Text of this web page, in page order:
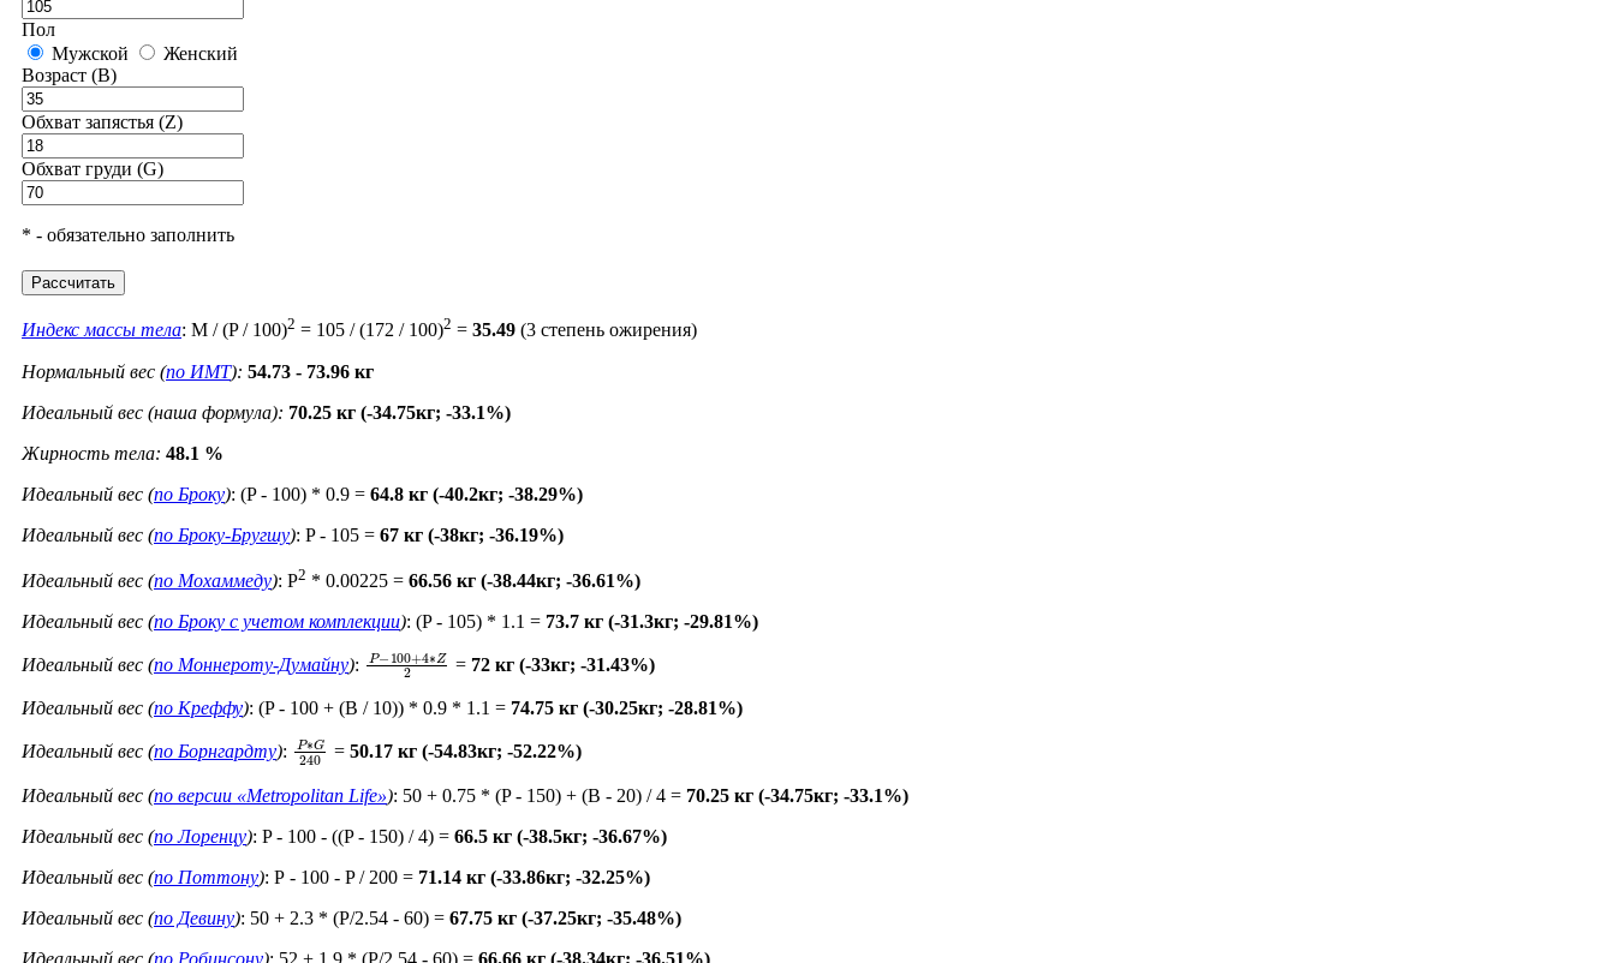
Пол
Мужской
Женский
Возраст (B)
Обхват запястья (Z)
Обхват груди (G)
* - обязательно заполнить
Рассчитать
Индекс массы тела: M / (P / 100)2 = 105 / (172 / 100)2 = 35.49 (3 степень ожирения)
Нормальный вес (по ИМТ): 54.73 - 73.96 кг
Идеальный вес (наша формула): 70.25 кг (-34.75кг; -33.1%)
Жирность тела: 48.1 %
Идеальный вес (по Броку): (P - 100) * 0.9 = 64.8 кг (-40.2кг; -38.29%)
Идеальный вес (по Броку-Бругшу): P - 105 = 67 кг (-38кг; -36.19%)
Идеальный вес (по Мохаммеду): P2 * 0.00225 = 66.56 кг (-38.44кг; -36.61%)
Идеальный вес (по Броку c учетом комплекции): (P - 105) * 1.1 = 73.7 кг (-31.3кг; -29.81%)
Идеальный вес (по Моннероту-Думайну): P− 100 +4∗ 2
= 72 кг (-33кг; -31.43%)
Идеальный вес (по Креффу): (P - 100 + (B / 10)) * 0.9 * 1.1 = 74.75 кг (-30.25кг; -28.81%)
Идеальный вес (по Борнгардту): P∗G 240
=50.17 кг (-54.83кг; -52.22%)
Идеальный вес (по версии «Metropolitan Life»): 50 + 0.75 * (P - 150) + (B - 20) / 4 = 70.25 кг (-34.75кг; -33.1%)
Идеальный вес (по Лоренцу): P - 100 - ((P - 150) / 4) = 66.5 кг (-38.5кг; -36.67%)
Идеальный вес (по Поттону): Р - 100 - P / 200 = 71.14 кг (-33.86кг; -32.25%)
Идеальный вес (по Девину): 50 + 2.3 * (P/2.54 - 60) = 67.75 кг (-37.25кг; -35.48%)